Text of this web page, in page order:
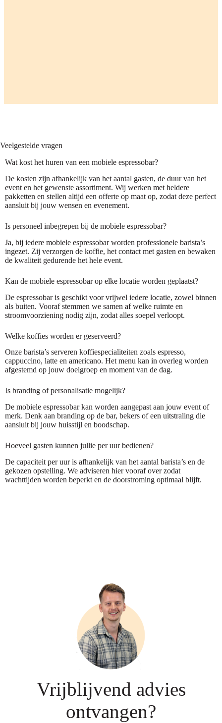
Veelgestelde vragen
Wat kost het huren van een mobiele espressobar?
De kosten zijn afhankelijk van het aantal gasten, de duur van het
event en het gewenste assortiment. Wij werken met heldere
pakketten en stellen altijd een offerte op maat op, zodat deze perfect
aansluit bij jouw wensen en evenement.
Is personeel inbegrepen bij de mobiele espressobar?
Ja, bij iedere mobiele espressobar worden professionele barista’s
ingezet. Zij verzorgen de koffie, het contact met gasten en bewaken
de kwaliteit gedurende het hele event.
Kan de mobiele espressobar op elke locatie worden geplaatst?
De espressobar is geschikt voor vrijwel iedere locatie, zowel binnen
als buiten. Vooraf stemmen we samen af welke ruimte en
stroomvoorziening nodig zijn, zodat alles soepel verloopt.
Welke koffies worden er geserveerd?
Onze barista’s serveren koffiespecialiteiten zoals espresso,
cappuccino, latte en americano. Het menu kan in overleg worden
afgestemd op jouw doelgroep en moment van de dag.
Is branding of personalisatie mogelijk?
De mobiele espressobar kan worden aangepast aan jouw event of
merk. Denk aan branding op de bar, bekers of een uitstraling die
aansluit bij jouw huisstijl en boodschap.
Hoeveel gasten kunnen jullie per uur bedienen?
De capaciteit per uur is afhankelijk van het aantal barista’s en de
gekozen opstelling. We adviseren hier vooraf over zodat
wachttijden worden beperkt en de doorstroming optimaal blijft.
Vrijblijvend advies
ontvangen?